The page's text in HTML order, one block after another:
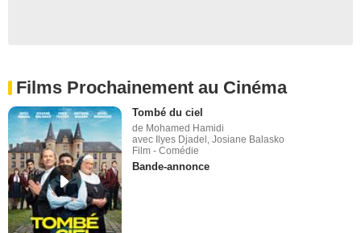
Films Prochainement au Cinéma
Tombé du ciel
de Mohamed Hamidi
avec Ilyes Djadel, Josiane Balasko
Film - Comédie
Bande-annonce